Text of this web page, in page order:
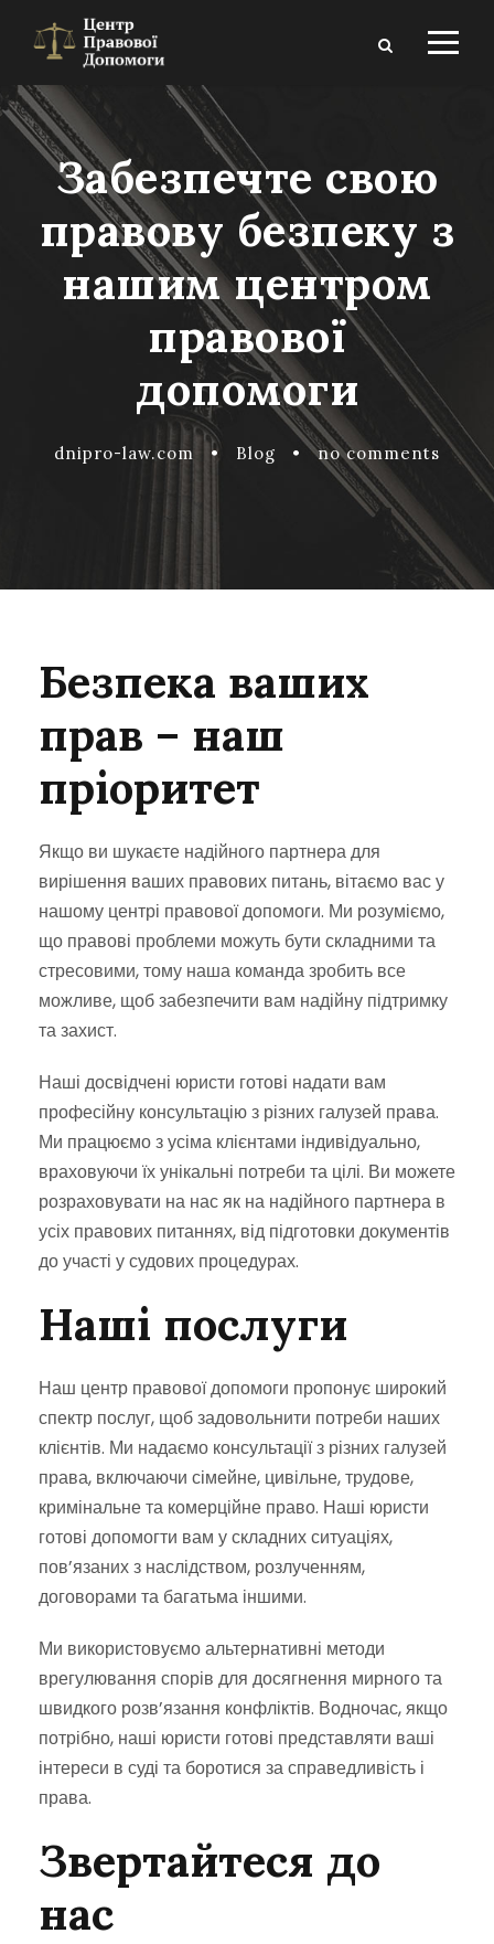
Забезпечте свою
правову безпеку з
нашим центром
правової
допомоги
dnipro-law.com • Blog • no comments
Безпека ваших
прав – наш
пріоритет
Якщо ви шукаєте надійного партнера для
вирішення ваших правових питань, вітаємо вас у
нашому центрі правової допомоги. Ми розуміємо,
що правові проблеми можуть бути складними та
стресовими, тому наша команда зробить все
можливе, щоб забезпечити вам надійну підтримку
та захист.
Наші досвідчені юристи готові надати вам
професійну консультацію з різних галузей права.
Ми працюємо з усіма клієнтами індивідуально,
враховуючи їх унікальні потреби та цілі. Ви можете
розраховувати на нас як на надійного партнера в
усіх правових питаннях, від підготовки документів
до участі у судових процедурах.
Наші послуги
Наш центр правової допомоги пропонує широкий
спектр послуг, щоб задовольнити потреби наших
клієнтів. Ми надаємо консультації з різних галузей
права, включаючи сімейне, цивільне, трудове,
кримінальне та комерційне право. Наші юристи
готові допомогти вам у складних ситуаціях,
пов’язаних з наслідством, розлученням,
договорами та багатьма іншими.
Ми використовуємо альтернативні методи
врегулювання спорів для досягнення мирного та
швидкого розв’язання конфліктів. Водночас, якщо
потрібно, наші юристи готові представляти ваші
інтереси в суді та боротися за справедливість і
права.
Звертайтеся до
нас